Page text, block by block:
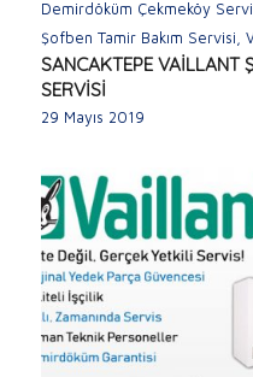
Demirdöküm Çekmeköy
Şofben Tamir Bakım Servisi
SANCAKTEPE VAİLLANT
SERVİSİ
29 Mayıs 2019